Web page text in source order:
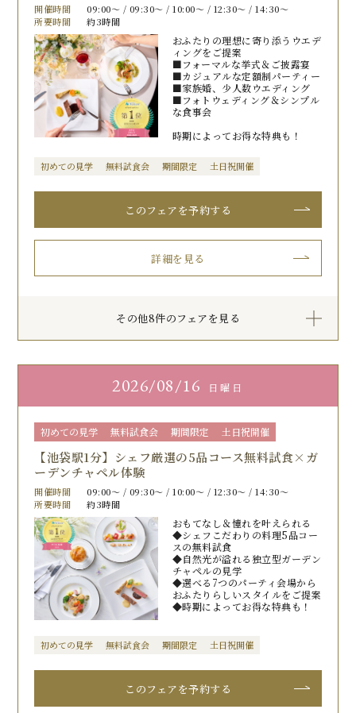
おふたりの理想に寄り添うウエデ
ィングをご提案
■フォーマルな挙式＆ご披露宴
■カジュアルな定額制パーティー
■家族婚、少人数ウエディング
■フォトウェディング＆シンプル
な食事会
時期によってお得な特典も！
初めての見学 無料試食会 期間限定 土日祝開催
開催時間
09:00〜 / 09:30〜 / 10:00〜 / 12:30〜 / 14:30〜
所要時間
約3時間
このフェアを予約する
詳細を見る
その他8件のフェアを見る
2026 08/16 日曜日
初めての見学 無料試食会 期間限定 土日祝開催
【池袋駅1分】シェフ厳選の5品コース無料試食×ガ
ーデンチャペル体験
おもてなし＆憧れを叶えられる
◆シェフこだわりの料理5品コー
スの無料試食
◆自然光が溢れる独立型ガーデン
チャペルの見学
◆選べる7つのパーティ会場から
おふたりらしいスタイルをご提案
◆時期によってお得な特典も！
初めての見学 無料試食会 期間限定 土日祝開催
開催時間
09:00〜 / 09:30〜 / 10:00〜 / 12:30〜 / 14:30〜
所要時間
約3時間
このフェアを予約する